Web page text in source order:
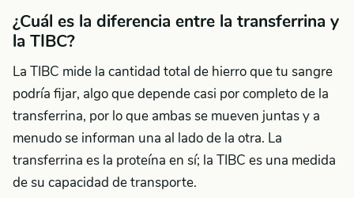
¿Cuál es la diferencia entre la transferrina y
la TIBC?
La TIBC mide la cantidad total de hierro que tu sangre
podría fijar, algo que depende casi por completo de la
transferrina, por lo que ambas se mueven juntas y a
menudo se informan una al lado de la otra. La
transferrina es la proteína en sí; la TIBC es una medida
de su capacidad de transporte.